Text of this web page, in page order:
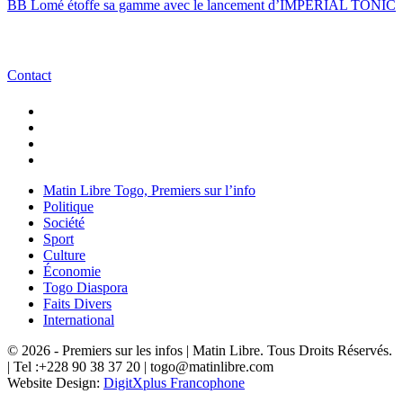
BB Lomé étoffe sa gamme avec le lancement d’IMPÉRIAL TONIC
Contact
Matin Libre Togo, Premiers sur l’info
Politique
Société
Sport
Culture
Économie
Togo Diaspora
Faits Divers
International
© 2026 - Premiers sur les infos | Matin Libre. Tous Droits Réservés.
| Tel :+228 90 38 37 20 | togo@matinlibre.com
Website Design: DigitXplus Francophone